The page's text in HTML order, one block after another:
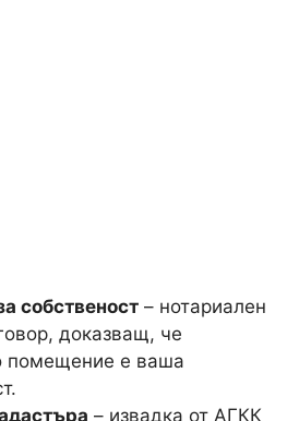
собственост – нотариален
доказващ, че
помещение е ваша
– извадка от АГКК